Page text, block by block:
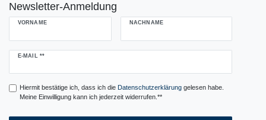
Newsletter-Anmeldung
VORNAME NACHNAME
E-MAIL **
Newsletter
Hiermit bestätige ich, dass ich die Daten­schutz­erklärunggelesen habe.
Meine Einwilligung kann ich jederzeit widerrufen.**